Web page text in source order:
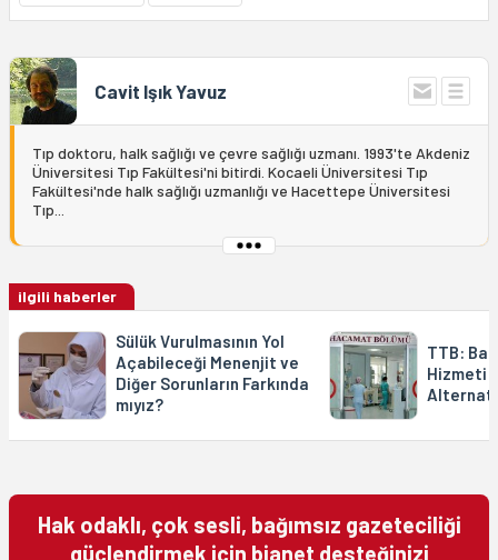
Cavit Işık Yavuz
Tıp doktoru, halk sağlığı ve çevre sağlığı uzmanı. 1993'te Akdeniz
Üniversitesi Tıp Fakültesi'ni bitirdi. Kocaeli Üniversitesi Tıp
Fakültesi'nde halk sağlığı uzmanlığı ve Hacettepe Üniversitesi
Tıp...
ilgili haberler
Sülük Vurulmasının Yol
Açabileceği Menenjit ve
Diğer Sorunların Farkında
mıyız?
TTB:
Hizmeti
Hak odaklı, çok sesli, bağımsız gazeteciliği
güçlendirmek için bianet desteğinizi